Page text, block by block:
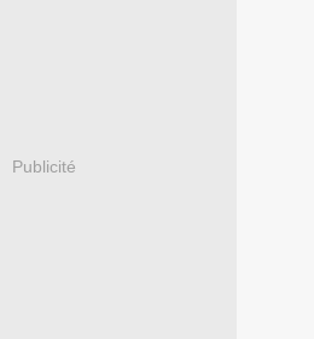
Publicité